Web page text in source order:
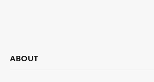
ABOUT